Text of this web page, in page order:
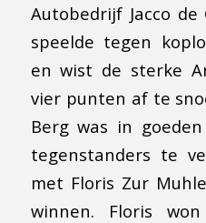
Autobedrijf Jacco de
speelde tegen
en wist de sterke
vier punten af te
Berg was in
tegenstanders te
met Floris Zur
winnen. Floris